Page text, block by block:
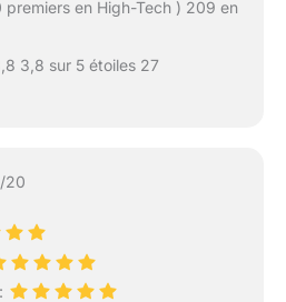
premiers en High-Tech ) 209 en
3,8 sur 5 étoiles 27
20